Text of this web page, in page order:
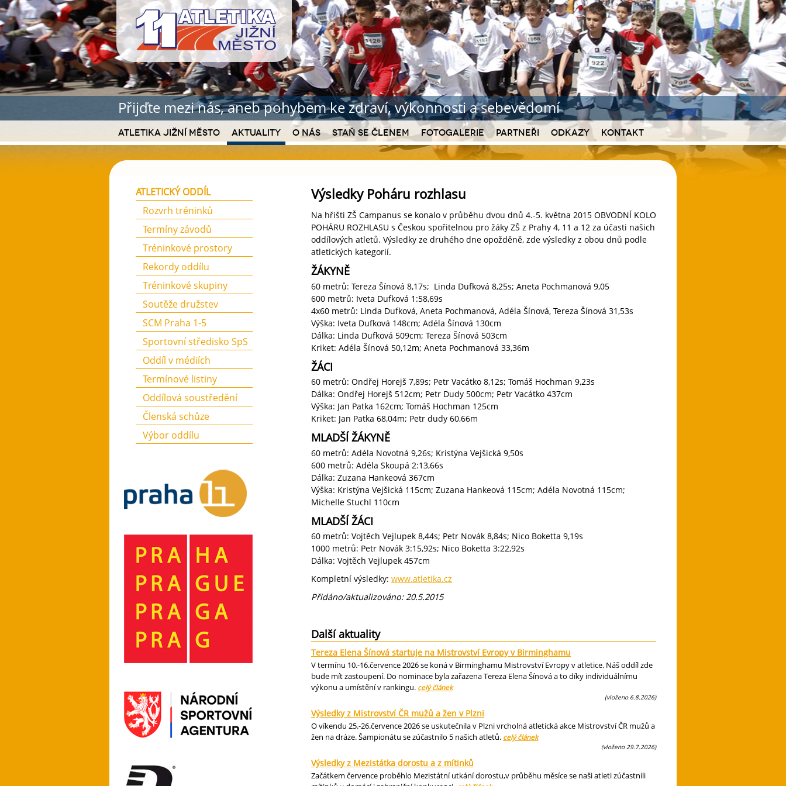
Přijďte mezi nás, aneb pohybem ke zdraví, výkonnosti a sebevědomí
Atletika Jižní Město Aktuality O nás Staň se členem Fotogalerie Partneři Odkazy Kontakt
Výsledky Poháru rozhlasu
Na hřišti ZŠ Campanus se konalo v průběhu dvou dnů 4.-5. května 2015 OBVODNÍ KOLO
POHÁRU ROZHLASU s Českou spořitelnou pro žáky ZŠ z Prahy 4, 11 a 12 za účasti našich
oddílových atletů. Výsledky ze druhého dne opožděně, zde výsledky z obou dnů podle
atletických kategorií.
ŽÁKYNĚ
60 metrů: Tereza Šínová 8,17s; Linda Dufková 8,25s; Aneta Pochmanová 9,05
600 metrů: Iveta Dufková 1:58,69s
4x60 metrů: Linda Dufková, Aneta Pochmanová, Adéla Šínová, Tereza Šínová 31,53s
Výška: Iveta Dufková 148cm; Adéla Šínová 130cm
Dálka: Linda Dufková 509cm; Tereza Šínová 503cm
Kriket: Adéla Šínová 50,12m; Aneta Pochmanová 33,36m
ŽÁCI
60 metrů: Ondřej Horejš 7,89s; Petr Vacátko 8,12s; Tomáš Hochman 9,23s
Dálka: Ondřej Horejš 512cm; Petr Dudy 500cm; Petr Vacátko 437cm
Výška: Jan Patka 162cm; Tomáš Hochman 125cm
Kriket: Jan Patka 68,04m; Petr dudy 60,66m
MLADŠÍ ŽÁKYNĚ
60 metrů: Adéla Novotná 9,26s; Kristýna Vejšická 9,50s
600 metrů: Adéla Skoupá 2:13,66s
Dálka: Zuzana Hankeová 367cm
Výška: Kristýna Vejšická 115cm; Zuzana Hankeová 115cm; Adéla Novotná 115cm;
Michelle Stuchl 110cm
MLADŠÍ ŽÁCI
60 metrů: Vojtěch Vejlupek 8,44s; Petr Novák 8,84s; Nico Boketta 9,19s
1000 metrů: Petr Novák 3:15,92s; Nico Boketta 3:22,92s
Dálka: Vojtěch Vejlupek 457cm
Kompletní výsledky: www.atletika.cz
Přidáno/aktualizováno: 20.5.2015
Další aktuality
Tereza Elena Šínová startuje na Mistrovství Evropy v Birminghamu
V termínu 10.-16.července 2026 se koná v Birminghamu Mistrovství Evropy v atletice. Náš oddíl zde
bude mít zastoupení. Do nominace byla zařazena Tereza Elena Šínová a to díky individuálnímu
výkonu a umístění v rankingu. celý článek
(vloženo 6.8.2026)
Výsledky z Mistrovství ČR mužů a žen v Plzni
O víkendu 25.-26.července 2026 se uskutečnila v Plzni vrcholná atletická akce Mistrovství ČR mužů a
žen na dráze. Šampionátu se zúčastnilo 5 našich atletů. celý článek
(vloženo 29.7.2026)
Výsledky z Mezistátka dorostu a z mítinků
Začátkem července proběhlo Mezistátní utkání dorostu,v průběhu měsíce se naši atleti zúčastnili
ATLETICKÝ ODDÍL
Rozvrh tréninků
Termíny závodů
Tréninkové prostory
Rekordy oddílu
Tréninkové skupiny
Soutěže družstev
SCM Praha 1-5
Sportovní středisko SpS
Oddíl v médiích
Termínové listiny
Oddílová soustředění
Členská schůze
Výbor oddílu